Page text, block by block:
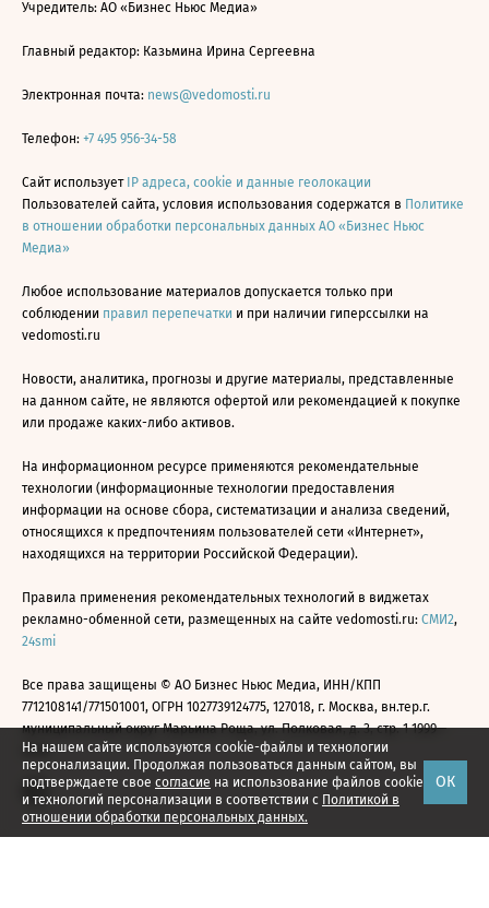
На нашем сайте используются cookie-файлы и технологии
персонализации. Продолжая пользоваться данным сайтом, вы
подтверждаете свое согласие на использование файлов cookie
и технологий персонализации в соответствии с Политикой в
отношении обработки персональных данных.
ОК
Учредитель: АО «Бизнес Ньюс Медиа»
Главный редактор: Казьмина Ирина Сергеевна
Электронная почта: news@vedomosti.ru
Телефон: +7 495 956-34-58
Сайт использует IP адреса, cookie и данные геолокации
Пользователей сайта, условия использования содержатся в Политике
в отношении обработки персональных данных АО «Бизнес Ньюс
Медиа»
Любое использование материалов допускается только при
соблюдении правил перепечатки и при наличии гиперссылки на
vedomosti.ru
Новости, аналитика, прогнозы и другие материалы, представленные
на данном сайте, не являются офертой или рекомендацией к покупке
или продаже каких-либо активов.
На информационном ресурсе применяются рекомендательные
технологии (информационные технологии предоставления
информации на основе сбора, систематизации и анализа сведений,
относящихся к предпочтениям пользователей сети «Интернет»,
находящихся на территории Российской Федерации).
Правила применения рекомендательных технологий в виджетах
рекламно-обменной сети, размещенных на сайте vedomosti.ru: СМИ2,
24smi
Все права защищены © АО Бизнес Ньюс Медиа, ИНН/КПП
7712108141/771501001, ОГРН 1027739124775, 127018, г. Москва, вн.тер.г.
муниципальный округ Марьина Роща, ул. Полковая, д. 3, стр. 1 1999—
2026